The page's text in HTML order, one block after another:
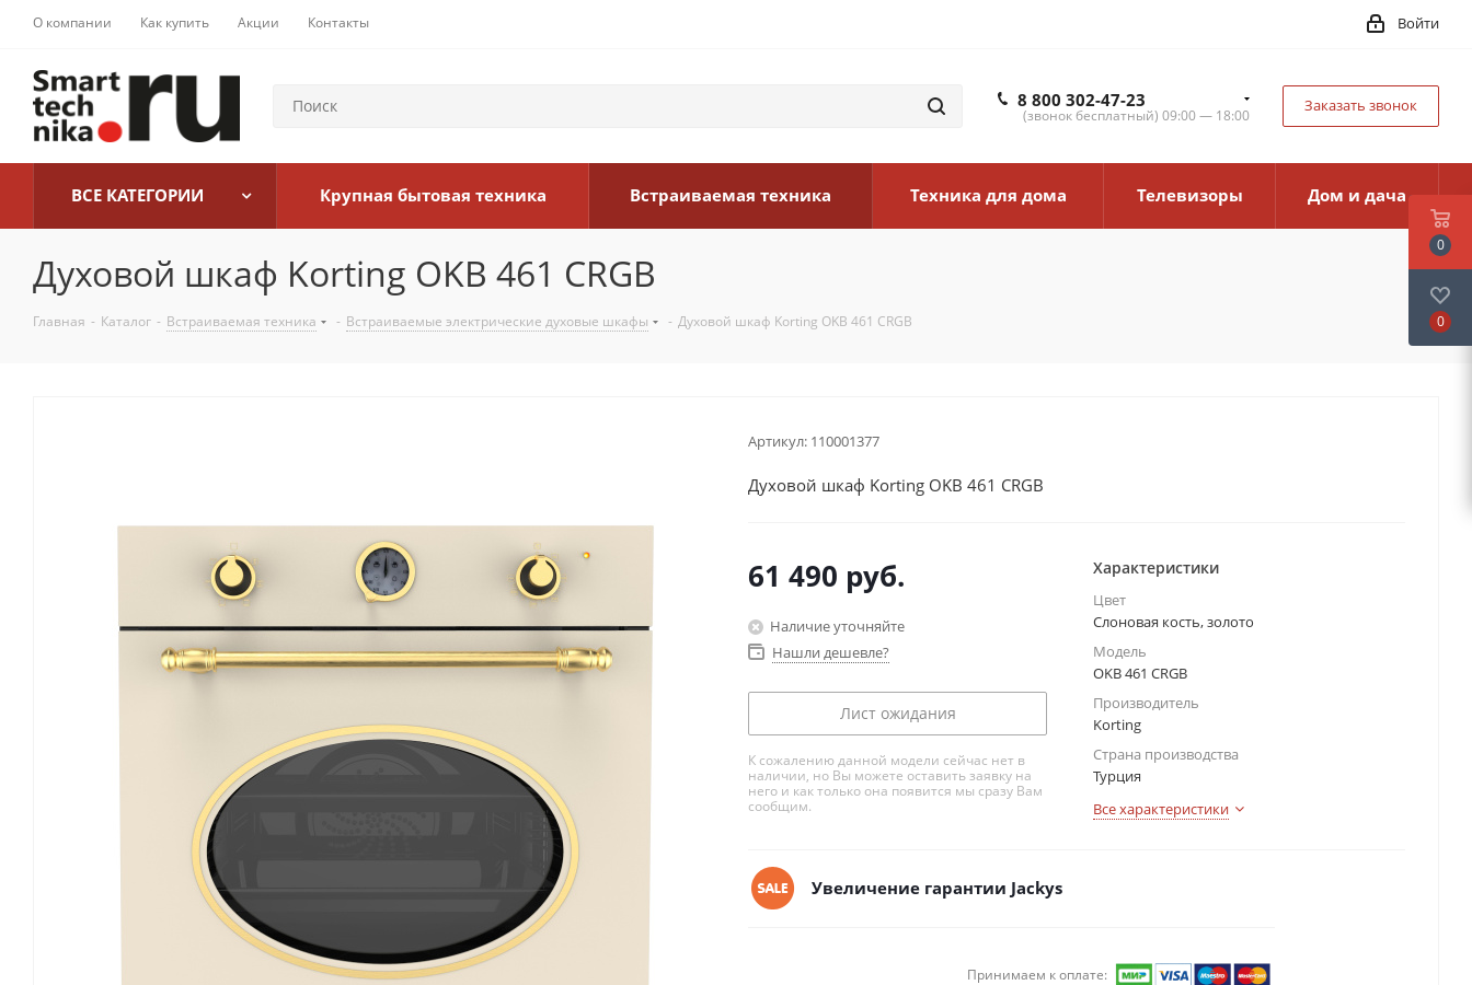
О компании Как купить Акции Контакты Войти
8 800 302-47-23
(звонок бесплатный) 09:00 — 18:00
Заказать звонок
ВСЕ КАТЕГОРИИ Крупная бытовая техника Встраиваемая техника Техника для дома Телевизоры Дом и дача
Духовой шкаф Korting OKB 461 CRGB
Главная - Каталог - Встраиваемая техника - Встраиваемые электрические духовые шкафы - Духовой шкаф Korting OKB 461 CRGB
Артикул: 110001377
Духовой шкаф Korting OKB 461 CRGB
61 490 руб.
Наличие уточняйте
Нашли дешевле?
Лист ожидания
К сожалению данной модели сейчас нет в
наличии, но Вы можете оставить заявку на
него и как только она появится мы сразу Вам
сообщим.
Характеристики
Цвет
Слоновая кость, золото
Модель
OKB 461 CRGB
Производитель
Korting
Страна производства
Турция
Все характеристики
Увеличение гарантии Jackys
Принимаем к оплате:
0
0